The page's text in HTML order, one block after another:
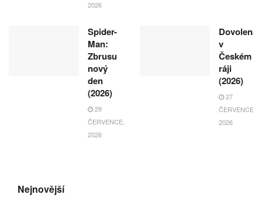
2026
Spider-
Man:
Zbrusu
nový
den
(2026)
29
ČERVENCE,
2026
Dovolená
v
Českém
ráji
(2026)
27
ČERVENCE,
2026
Nejnovější